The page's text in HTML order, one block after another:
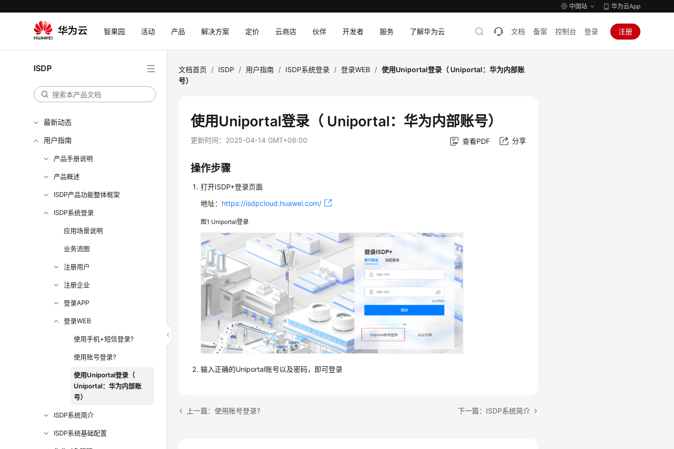
中国站 华为云App
智果园 活动 产品 解决方案 定价 云商店 伙伴 开发者 服务 了解华为云 文档 备案 控制台 登录 注册
ISDP
最新动态
用户指南
产品手册说明
产品概述
ISDP产品功能整体框架
ISDP系统登录
应用场景说明
业务流图
注册用户
注册企业
登录APP
登录WEB
使用手机+短信登录?
使用账号登录?
使用Uniportal登录（
Uniportal：华为内部账
号）
ISDP系统简介
ISDP系统基础配置
文档首页 / ISDP / 用户指南 / ISDP系统登录 / 登录WEB / 使用Uniportal登录（ Uniportal：华为内部账
号）
使用Uniportal登录（ Uniportal：华为内部账号）
更新时间： 2025-04-14 GMT+08:00 查看PDF 分享
操作步骤
打开ISDP+登录页面
地址： https://isdpcloud.huawei.com/
图1 Uniportal登录
输入正确的Uniportal账号以及密码，即可登录
上一篇：使用账号登录? 下一篇：ISDP系统简介